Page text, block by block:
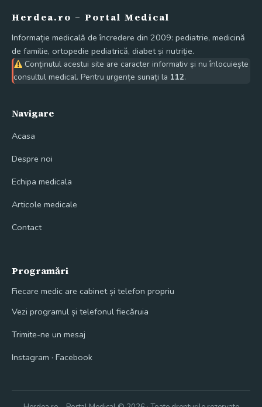
Herdea.ro – Portal Medical
Informație medicală de încredere din 2009: pediatrie, medicină
de familie, ortopedie pediatrică, diabet și nutriție.
Conținutul acestui site are caracter informativ și nu înlocuiește
consultul medical. Pentru urgențe sunați la 112.
Navigare
Acasa
Despre noi
Echipa medicala
Articole medicale
Contact
Programări
Fiecare medic are cabinet și telefon propriu
Vezi programul și telefonul fiecăruia
Trimite-ne un mesaj
Instagram · Facebook